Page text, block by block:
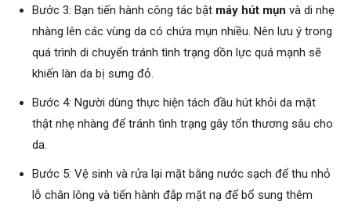
Bước 3: Bạn tiến hành công tác bật máy hút mụn và di nhẹ
nhàng lên các vùng da có chứa mụn nhiều. Nên lưu ý trong
quá trình di chuyển tránh tình trạng dồn lực quá mạnh sẽ
khiến làn da bị sưng đỏ.
Bước 4: Người dùng thực hiện tách đầu hút khỏi da mặt
thật nhẹ nhàng để tránh tình trạng gây tổn thương sâu cho
da.
Bước 5: Vệ sinh và rửa lại mặt bằng nước sạch để thu nhỏ
lỗ chân lông và tiến hành đắp mặt nạ để bổ sung thêm